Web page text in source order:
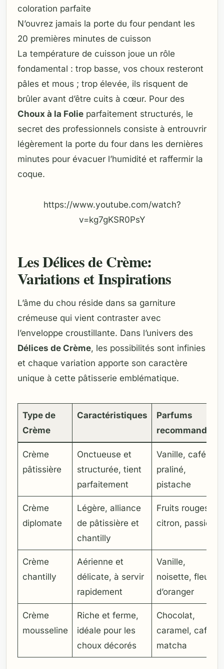
coloration parfaite
N’ouvrez jamais la porte du four pendant les
20 premières minutes de cuisson
La température de cuisson joue un rôle
fondamental : trop basse, vos choux resteront
pâles et mous ; trop élevée, ils risquent de
brûler avant d’être cuits à cœur. Pour des
Choux à la Folie parfaitement structurés, le
secret des professionnels consiste à entrouvrir
légèrement la porte du four dans les dernières
minutes pour évacuer l’humidité et raffermir la
coque.
https://www.youtube.com/watch?
v=kg7gKSR0PsY
Les Délices de Crème:
Variations et Inspirations
L’âme du chou réside dans sa garniture
crémeuse qui vient contraster avec
l’enveloppe croustillante. Dans l’univers des
Délices de Crème, les possibilités sont infinies
et chaque variation apporte son caractère
unique à cette pâtisserie emblématique.
Type de
Crème
Caractéristiques
Parfums
recommandés
Crème
pâtissière
Onctueuse et
structurée, tient
parfaitement
Vanille, café,
praliné,
pistache
Crème
diplomate
Légère, alliance
de pâtissière et
chantilly
Fruits rouges,
citron, passion
Crème
chantilly
Aérienne et
délicate, à servir
rapidement
Vanille,
noisette, fleur
d’oranger
Crème
mousseline
Riche et ferme,
idéale pour les
choux décorés
Chocolat,
caramel, café,
matcha